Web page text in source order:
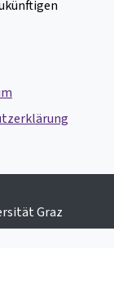
Graz